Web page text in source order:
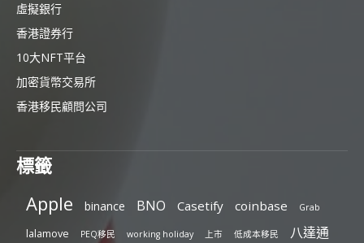
虛擬銀行
香港證券行
10大NFT平台
加密貨幣交易所
香港移民顧問公司
標籤
Apple binance BNO Casetify coinbase Grab
lalamove PEQ移民 working holiday 上市 低成本移民 八達通